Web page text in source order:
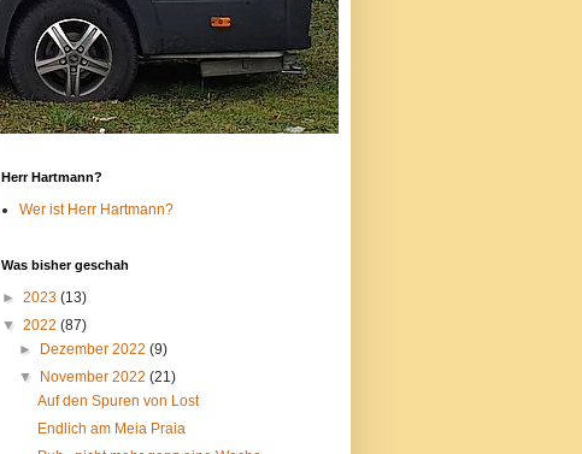
Herr Hartmann?
Wer ist Herr Hartmann?
Was bisher geschah
► 2023 (13)
▼ 2022 (87)
►
Dezember 2022(9)
▼
November 2022(21)
Auf den Spuren von Lost
Endlich am Meia Praia